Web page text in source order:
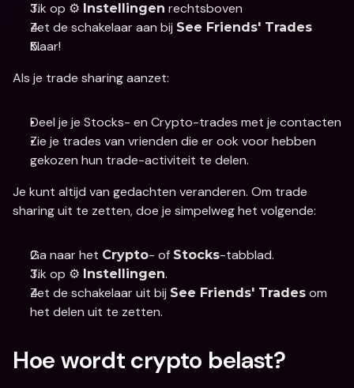
Tik op ⚙️ Instellingen rechtsboven
Zet de schakelaar aan bij See Friends' Trades
Klaar!
Als je trade sharing aanzet:
Deel je je Stocks- en Crypto-trades met je contacten
Zie je trades van vrienden die er ook voor hebben
gekozen hun trade-activiteit te delen.
Je kunt altijd van gedachten veranderen. Om trade
sharing uit te zetten, doe je simpelweg het volgende:
Ga naar het Crypto- of Stocks-tabblad.
Tik op ⚙️ Instellingen.
Zet de schakelaar uit bij See Friends' Trades om
het delen uit te zetten.
Hoe wordt crypto belast?